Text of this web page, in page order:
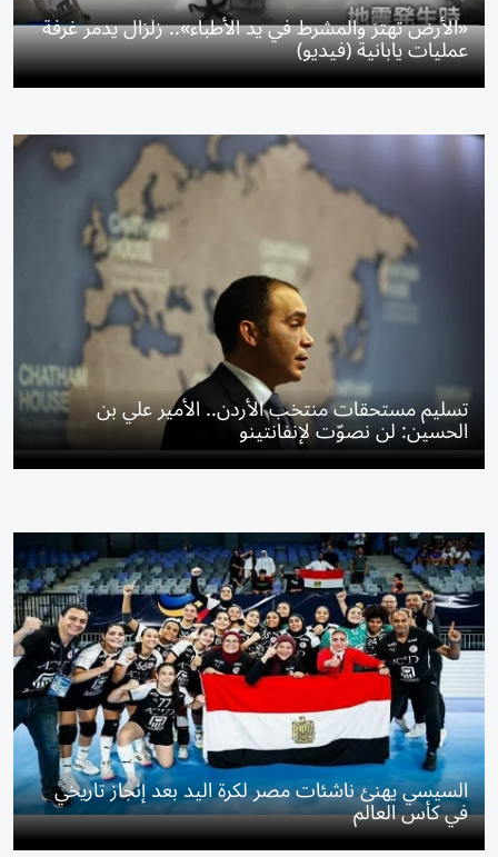
«الأرض تهتز والمشرط في يد الأطباء».. زلزال يدمر غرفة
عمليات يابانية (فيديو)
تسليم مستحقات منتخب الأردن.. الأمير علي بن
الحسين: لن نصوّت لإنفانتينو
السيسي يهنئ ناشئات مصر لكرة اليد بعد إنجاز تاريخي
في كأس العالم